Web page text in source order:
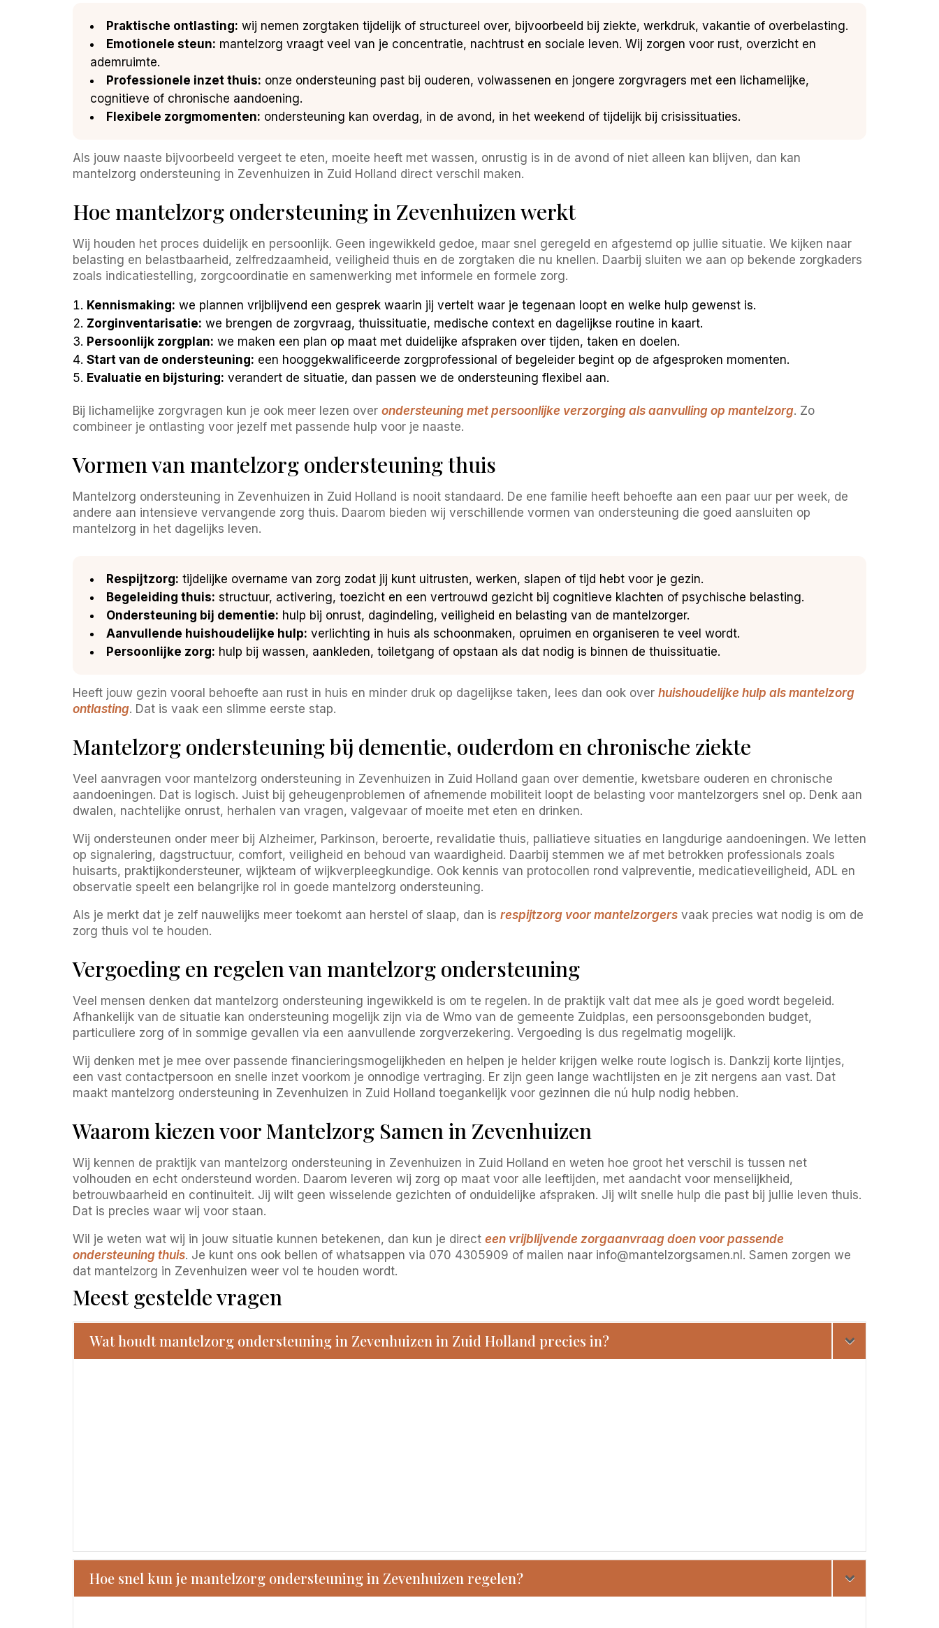
Praktische ontlasting: wij nemen zorgtaken tijdelijk of structureel over, bijvoorbeeld bij ziekte, werkdruk, vakantie of overbelasting.
Emotionele steun: mantelzorg vraagt veel van je concentratie, nachtrust en sociale leven. Wij zorgen voor rust, overzicht en
ademruimte.
Professionele inzet thuis: onze ondersteuning past bij ouderen, volwassenen en jongere zorgvragers met een lichamelijke,
cognitieve of chronische aandoening.
Flexibele zorgmomenten: ondersteuning kan overdag, in de avond, in het weekend of tijdelijk bij crisissituaties.
Als jouw naaste bijvoorbeeld vergeet te eten, moeite heeft met wassen, onrustig is in de avond of niet alleen kan blijven, dan kan
mantelzorg ondersteuning in Zevenhuizen in Zuid Holland direct verschil maken.
Hoe mantelzorg ondersteuning in Zevenhuizen werkt
Wij houden het proces duidelijk en persoonlijk. Geen ingewikkeld gedoe, maar snel geregeld en afgestemd op jullie situatie. We kijken naar
belasting en belastbaarheid, zelfredzaamheid, veiligheid thuis en de zorgtaken die nu knellen. Daarbij sluiten we aan op bekende zorgkaders
zoals indicatiestelling, zorgcoordinatie en samenwerking met informele en formele zorg.
Kennismaking: we plannen vrijblijvend een gesprek waarin jij vertelt waar je tegenaan loopt en welke hulp gewenst is.
Zorginventarisatie: we brengen de zorgvraag, thuissituatie, medische context en dagelijkse routine in kaart.
Persoonlijk zorgplan: we maken een plan op maat met duidelijke afspraken over tijden, taken en doelen.
Start van de ondersteuning: een hooggekwalificeerde zorgprofessional of begeleider begint op de afgesproken momenten.
Evaluatie en bijsturing: verandert de situatie, dan passen we de ondersteuning flexibel aan.
Bij lichamelijke zorgvragen kun je ook meer lezen over ondersteuning met persoonlijke verzorging als aanvulling op mantelzorg. Zo
combineer je ontlasting voor jezelf met passende hulp voor je naaste.
Vormen van mantelzorg ondersteuning thuis
Mantelzorg ondersteuning in Zevenhuizen in Zuid Holland is nooit standaard. De ene familie heeft behoefte aan een paar uur per week, de
andere aan intensieve vervangende zorg thuis. Daarom bieden wij verschillende vormen van ondersteuning die goed aansluiten op
mantelzorg in het dagelijks leven.
Respijtzorg: tijdelijke overname van zorg zodat jij kunt uitrusten, werken, slapen of tijd hebt voor je gezin.
Begeleiding thuis: structuur, activering, toezicht en een vertrouwd gezicht bij cognitieve klachten of psychische belasting.
Ondersteuning bij dementie: hulp bij onrust, dagindeling, veiligheid en belasting van de mantelzorger.
Aanvullende huishoudelijke hulp: verlichting in huis als schoonmaken, opruimen en organiseren te veel wordt.
Persoonlijke zorg: hulp bij wassen, aankleden, toiletgang of opstaan als dat nodig is binnen de thuissituatie.
Heeft jouw gezin vooral behoefte aan rust in huis en minder druk op dagelijkse taken, lees dan ook over huishoudelijke hulp als mantelzorg
ontlasting. Dat is vaak een slimme eerste stap.
Mantelzorg ondersteuning bij dementie, ouderdom en chronische ziekte
Veel aanvragen voor mantelzorg ondersteuning in Zevenhuizen in Zuid Holland gaan over dementie, kwetsbare ouderen en chronische
aandoeningen. Dat is logisch. Juist bij geheugenproblemen of afnemende mobiliteit loopt de belasting voor mantelzorgers snel op. Denk aan
dwalen, nachtelijke onrust, herhalen van vragen, valgevaar of moeite met eten en drinken.
Wij ondersteunen onder meer bij Alzheimer, Parkinson, beroerte, revalidatie thuis, palliatieve situaties en langdurige aandoeningen. We letten
op signalering, dagstructuur, comfort, veiligheid en behoud van waardigheid. Daarbij stemmen we af met betrokken professionals zoals
huisarts, praktijkondersteuner, wijkteam of wijkverpleegkundige. Ook kennis van protocollen rond valpreventie, medicatieveiligheid, ADL en
observatie speelt een belangrijke rol in goede mantelzorg ondersteuning.
Als je merkt dat je zelf nauwelijks meer toekomt aan herstel of slaap, dan is respijtzorg voor mantelzorgers vaak precies wat nodig is om de
zorg thuis vol te houden.
Vergoeding en regelen van mantelzorg ondersteuning
Veel mensen denken dat mantelzorg ondersteuning ingewikkeld is om te regelen. In de praktijk valt dat mee als je goed wordt begeleid.
Afhankelijk van de situatie kan ondersteuning mogelijk zijn via de Wmo van de gemeente Zuidplas, een persoonsgebonden budget,
particuliere zorg of in sommige gevallen via een aanvullende zorgverzekering. Vergoeding is dus regelmatig mogelijk.
Wij denken met je mee over passende financieringsmogelijkheden en helpen je helder krijgen welke route logisch is. Dankzij korte lijntjes,
een vast contactpersoon en snelle inzet voorkom je onnodige vertraging. Er zijn geen lange wachtlijsten en je zit nergens aan vast. Dat
maakt mantelzorg ondersteuning in Zevenhuizen in Zuid Holland toegankelijk voor gezinnen die nú hulp nodig hebben.
Waarom kiezen voor Mantelzorg Samen in Zevenhuizen
Wij kennen de praktijk van mantelzorg ondersteuning in Zevenhuizen in Zuid Holland en weten hoe groot het verschil is tussen net
volhouden en echt ondersteund worden. Daarom leveren wij zorg op maat voor alle leeftijden, met aandacht voor menselijkheid,
betrouwbaarheid en continuiteit. Jij wilt geen wisselende gezichten of onduidelijke afspraken. Jij wilt snelle hulp die past bij jullie leven thuis.
Dat is precies waar wij voor staan.
Wil je weten wat wij in jouw situatie kunnen betekenen, dan kun je direct een vrijblijvende zorgaanvraag doen voor passende
ondersteuning thuis. Je kunt ons ook bellen of whatsappen via 070 4305909 of mailen naar info@mantelzorgsamen.nl. Samen zorgen we
dat mantelzorg in Zevenhuizen weer vol te houden wordt.
Meest gestelde vragen
Wat houdt mantelzorg ondersteuning in Zevenhuizen in Zuid Holland precies in?
Hoe snel kun je mantelzorg ondersteuning in Zevenhuizen regelen?